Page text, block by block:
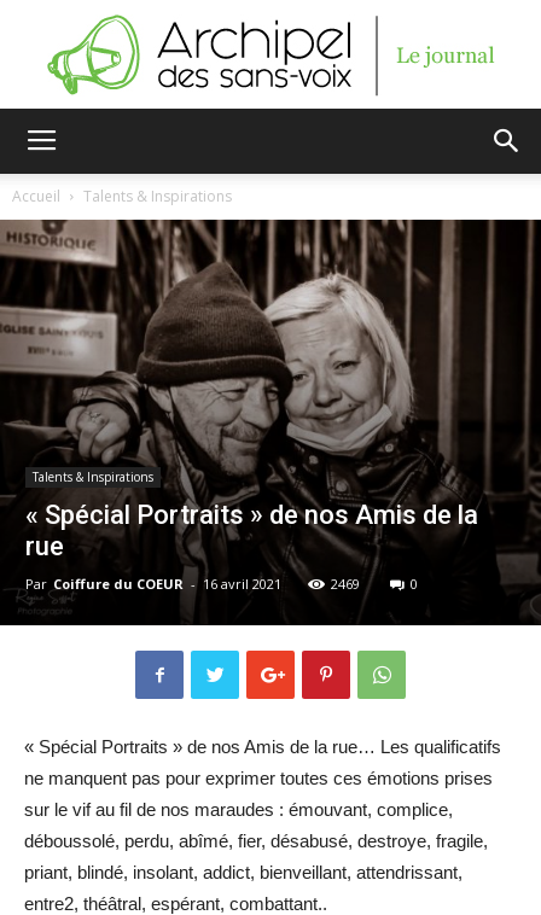
des
sans-
voix
Accueil Talents & Inspirations
Talents & Inspirations
« Spécial Portraits » de nos Amis de la
rue
Par Coiffure du COEUR - 16 avril 2021 2469 0
« Spécial Portraits » de nos Amis de la rue… Les qualificatifs
ne manquent pas pour exprimer toutes ces émotions prises
sur le vif au fil de nos maraudes : émouvant, complice,
déboussolé, perdu, abîmé, fier, désabusé, destroye, fragile,
priant, blindé, insolant, addict, bienveillant, attendrissant,
entre2, théâtral, espérant, combattant..